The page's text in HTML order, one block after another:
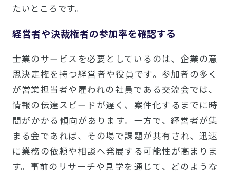
たいところです。
経営者や決裁権者の参加率を確認する
士業のサービスを必要としているのは、企業の意
思決定権を持つ経営者や役員です。参加者の多く
が営業担当者や雇われの社員である交流会では、
情報の伝達スピードが遅く、案件化するまでに時
間がかかる傾向があります。一方で、経営者が集
まる会であれば、その場で課題が共有され、迅速
に業務の依頼や相談へ発展する可能性が高まりま
す。事前のリサーチや見学を通じて、どのような